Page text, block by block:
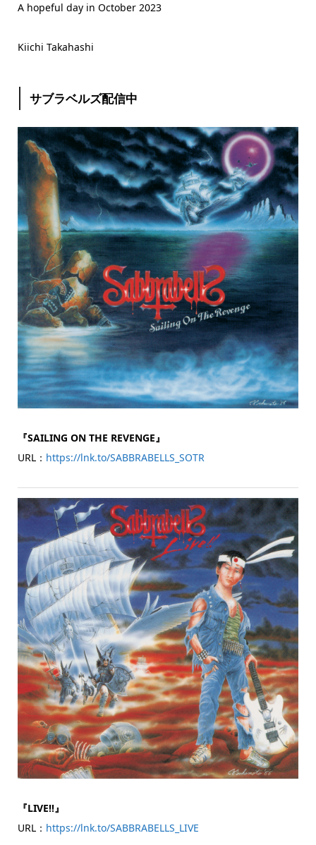
A hopeful day in October 2023
Kiichi Takahashi
サブラベルズ配信中
『SAILING ON THE REVENGE』
URL： https://lnk.to/SABBRABELLS_SOTR
『LIVE!!』
URL： https://lnk.to/SABBRABELLS_LIVE